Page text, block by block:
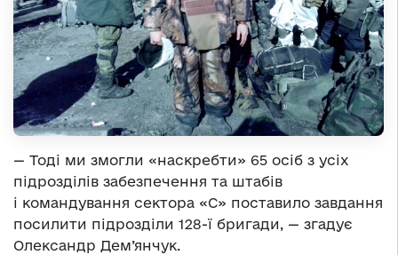
— Тоді ми змогли «наскребти» 65 осіб з усіх
підрозділів забезпечення та штабів
і командування сектора «С» поставило завдання
посилити підрозділи 128-ї бригади, — згадує
Олександр Дем’янчук.